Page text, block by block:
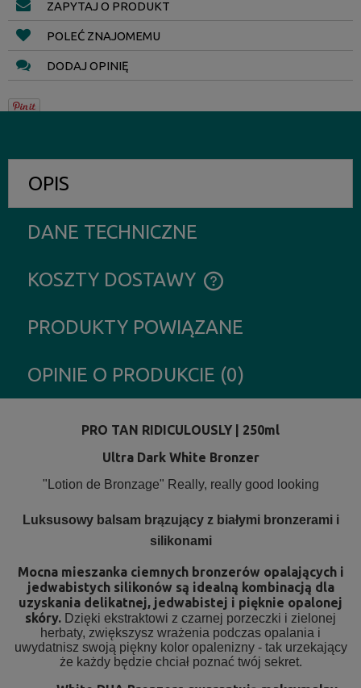
ZAPYTAJ O PRODUKT
POLEĆ ZNAJOMEMU
DODAJ OPINIĘ
OPIS
DANE TECHNICZNE
KOSZTY DOSTAWY
CENA NIE ZAWIERA EWENTUALNYCH KOSZTÓW PŁATNOŚCI
PRODUKTY POWIĄZANE
OPINIE O PRODUKCIE (0)
PRO TAN RIDICULOUSLY | 250ml
Ultra Dark White Bronzer
"Lotion de Bronzage" Really, really good looking
Luksusowy balsam brązujący z białymi bronzerami i
silikonami
Mocna mieszanka ciemnych bronzerów opalających i
jedwabistych silikonów są idealną kombinacją dla
uzyskania delikatnej, jedwabistej i pięknie opalonej
skóry. Dzięki ekstraktowi z czarnej porzeczki i zielonej
herbaty, zwiększysz wrażenia podczas opalania i
uwydatnisz swoją piękny kolor opalenizny - tak urzekający
że każdy będzie chciał poznać twój sekret.